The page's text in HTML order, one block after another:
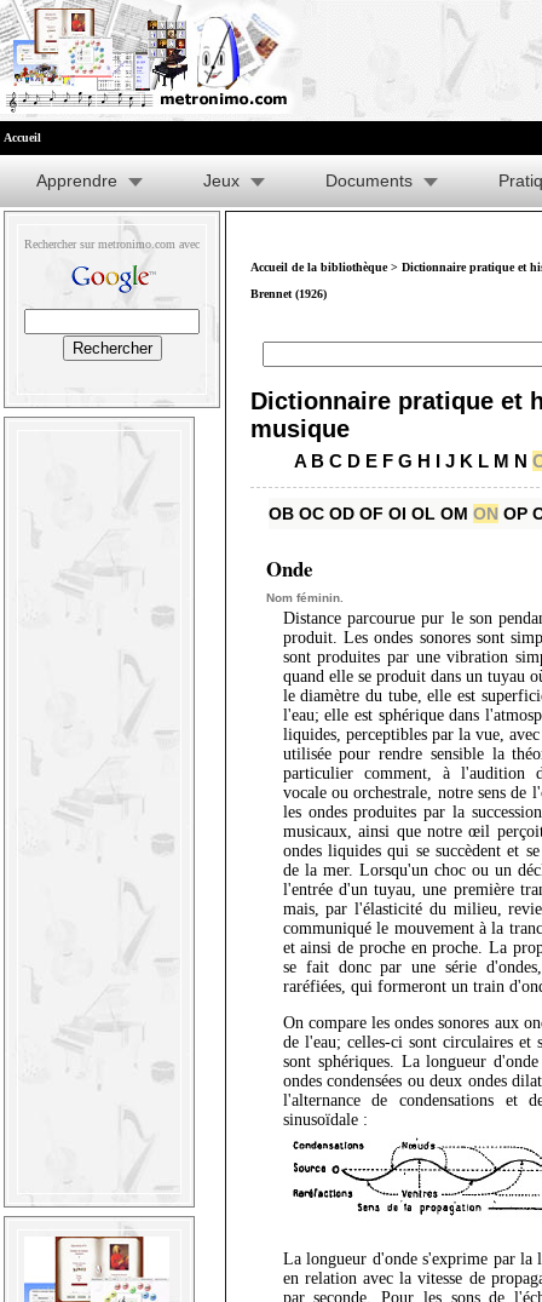
Accueil
Apprendre Jeux Documents
Rechercher sur metronimo.com avec
Accueil de la bibliothèque> Dictionnaire pratique et
Brennet (1926)
Dictionnaire pratique et
musique
A B C D E F G H I J K L M N
OB OC OD OF OI OL OM ON OP
Onde
Nom féminin.
Distance parcourue pur le son
produit. Les ondes sonores sont
sont produites par une vibration
quand elle se produit dans un tuyau
le diamètre du tube, elle est
l'eau; elle est sphérique dans
liquides, perceptibles par la vue,
utilisée pour rendre sensible la
particulier comment, à l'audition
vocale ou orchestrale, notre sens de
les ondes produites par la
musicaux, ainsi que notre œil
ondes liquides qui se succèdent et
de la mer. Lorsqu'un choc ou un
l'entrée d'un tuyau, une première
mais, par l'élasticité du milieu,
communiqué le mouvement à la
et ainsi de proche en proche. La
se fait donc par une série
raréfiées, qui formeront un train
On compare les ondes sonores aux
de l'eau; celles-ci sont circulaires et
sont sphériques. La longueur
ondes condensées ou deux ondes
l'alternance de condensations et
sinusoïdale :
La longueur d'onde s'exprime par la
en relation avec la vitesse de
par seconde. Pour les sons de